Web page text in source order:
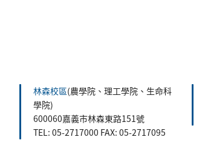
林森校區(農學院、理工學院、生命科
學院)
600060嘉義市林森東路151號
TEL: 05-2717000 FAX: 05-2717095